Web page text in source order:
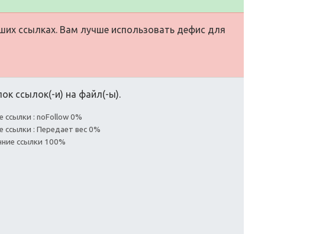
ссылках. Вам лучше использовать дефис для
ссылок(-и) на файл(-ы).
ссылки : noFollow 0%
ссылки : Передает вес 0%
ссылки 100%